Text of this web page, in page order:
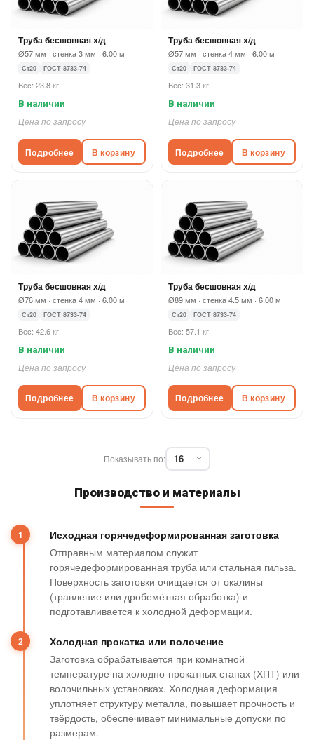
Труба бесшовная х/д
Ø57 мм · стенка 3 мм · 6.00 м
Ст20 ГОСТ 8733-74
Вес: 23.8 кг
В наличии
Цена по запросу
Подробнее В корзину
Труба бесшовная х/д
Ø57 мм · стенка 4 мм · 6.00 м
Ст20 ГОСТ 8733-74
Вес: 31.3 кг
В наличии
Цена по запросу
Подробнее В корзину
Труба бесшовная х/д
Ø76 мм · стенка 4 мм · 6.00 м
Ст20 ГОСТ 8733-74
Вес: 42.6 кг
В наличии
Цена по запросу
Подробнее В корзину
Труба бесшовная х/д
Ø89 мм · стенка 4.5 мм · 6.00 м
Ст20 ГОСТ 8733-74
Вес: 57.1 кг
В наличии
Цена по запросу
Подробнее В корзину
Показывать по:
Производство и материалы
Исходная горячедеформированная заготовка
Отправным материалом служит
горячедеформированная труба или стальная гильза.
Поверхность заготовки очищается от окалины
(травление или дробемётная обработка) и
подготавливается к холодной деформации.
Холодная прокатка или волочение
Заготовка обрабатывается при комнатной
температуре на холодно-прокатных станах (ХПТ) или
волочильных установках. Холодная деформация
уплотняет структуру металла, повышает прочность и
твёрдость, обеспечивает минимальные допуски по
размерам.